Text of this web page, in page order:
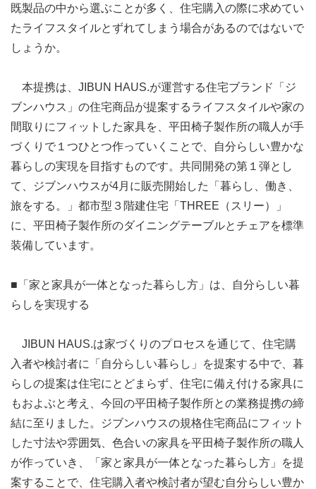
既製品の中から選ぶことが多く、住宅購入の際に求めてい
たライフスタイルとずれてしまう場合があるのではないで
しょうか。
本提携は、JIBUN HAUS.が運営する住宅ブランド「ジ
ブンハウス」の住宅商品が提案するライフスタイルや家の
間取りにフィットした家具を、平田椅子製作所の職人が手
づくりで１つひとつ作っていくことで、自分らしい豊かな
暮らしの実現を目指すものです。共同開発の第１弾とし
て、ジブンハウスが4月に販売開始した「暮らし、働き、
旅をする。」都市型３階建住宅「THREE（スリー）」
に、平田椅子製作所のダイニングテーブルとチェアを標準
装備しています。
■「家と家具が一体となった暮らし方」は、自分らしい暮
らしを実現する
JIBUN HAUS.は家づくりのプロセスを通じて、住宅購
入者や検討者に「自分らしい暮らし」を提案する中で、暮
らしの提案は住宅にとどまらず、住宅に備え付ける家具に
もおよぶと考え、今回の平田椅子製作所との業務提携の締
結に至りました。ジブンハウスの規格住宅商品にフィット
した寸法や雰囲気、色合いの家具を平田椅子製作所の職人
が作っていき、「家と家具が一体となった暮らし方」を提
案することで、住宅購入者や検討者が望む自分らしい豊か